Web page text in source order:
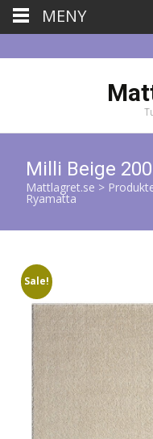
Milli Beige
Mattlagret.se >
Ryamatta
Sale!
MENY